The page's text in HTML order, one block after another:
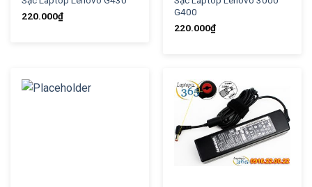
220.000₫
G400
220.000₫